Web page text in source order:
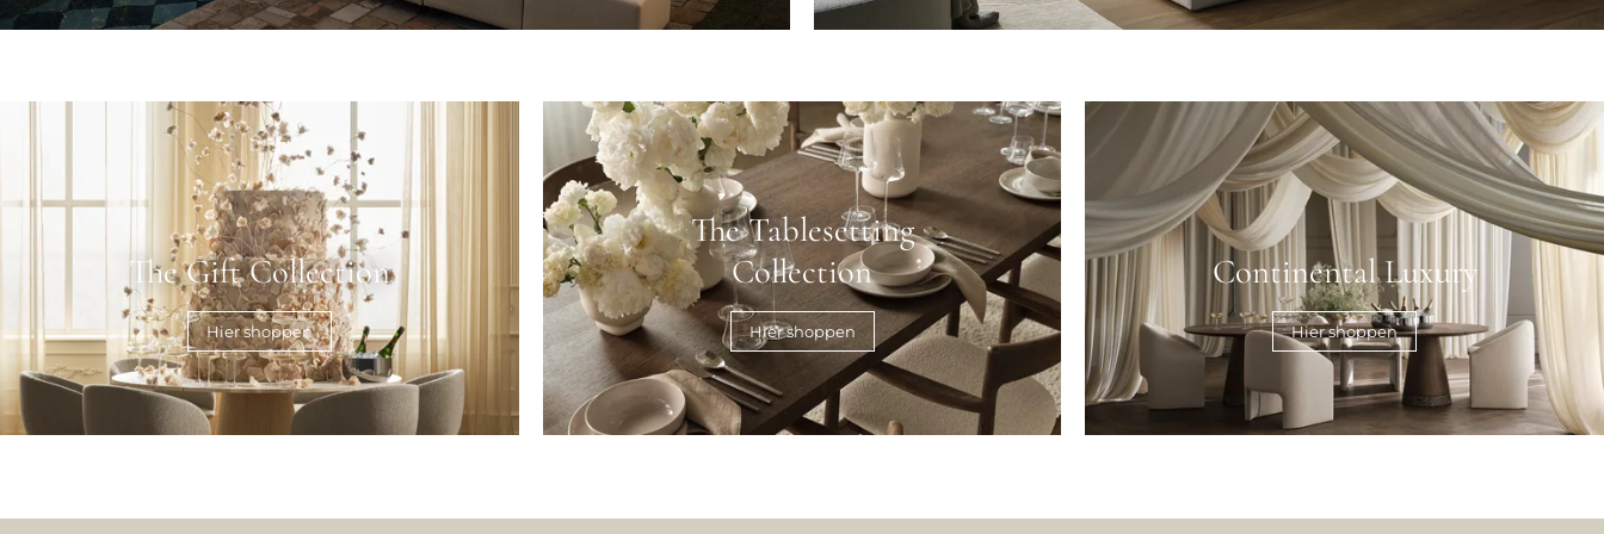
The Gift Collection
Hier shoppen
The Tablesetting
Collection
Hier shoppen
Continental Luxury
Hier shoppen